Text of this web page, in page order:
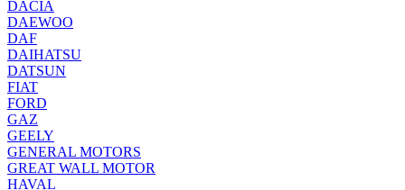
DACIA
DAEWOO
DAF
DAIHATSU
DATSUN
FIAT
FORD
GAZ
GEELY
GENERAL MOTORS
GREAT WALL MOTOR
HAVAL